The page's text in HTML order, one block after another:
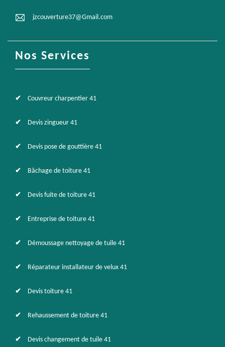
jzcouverture37@Gmail.com
Nos Services
Couvreur charpentier 41
Devis zingueur 41
Devis pose de gouttière 41
Bâchage de toiture 41
Devis fuite de toiture 41
Entreprise de toiture 41
Démoussage nettoyage de tuile 41
Réparateur installateur de velux 41
Devis toiture 41
Rehaussement de toiture 41
Devis changement de tuile 41